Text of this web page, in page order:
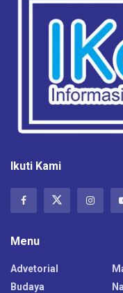
Ikuti Kami
Menu
Advetorial
Budaya